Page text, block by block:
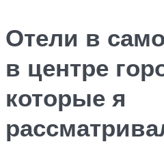
Отели в
в центре
которые я